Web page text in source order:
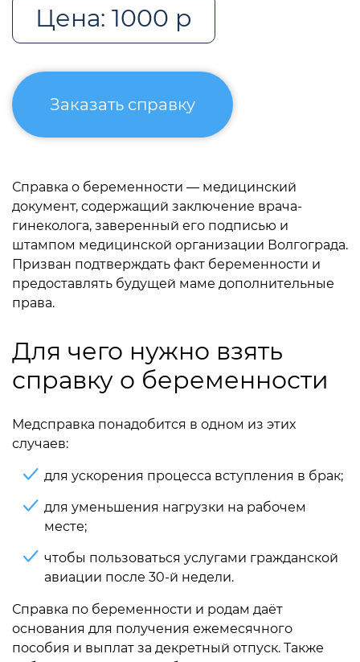
Цена: 1000 р
Заказать справку
Справка о беременности — медицинский
документ, содержащий заключение врача-
гинеколога, заверенный его подписью и
штампом медицинской организации Волгограда.
Призван подтверждать факт беременности и
предоставлять будущей маме дополнительные
права.
Для чего нужно взять
справку о беременности
Медсправка понадобится в одном из этих
случаев:
для ускорения процесса вступления в брак;
для уменьшения нагрузки на рабочем
месте;
чтобы пользоваться услугами гражданской
авиации после 30-й недели.
Справка по беременности и родам даёт
основания для получения ежемесячного
пособия и выплат за декретный отпуск. Также